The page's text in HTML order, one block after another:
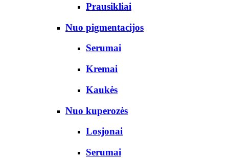
Prausikliai
Nuo pigmentacijos
Serumai
Kremai
Kaukės
Nuo kuperozės
Losjonai
Serumai